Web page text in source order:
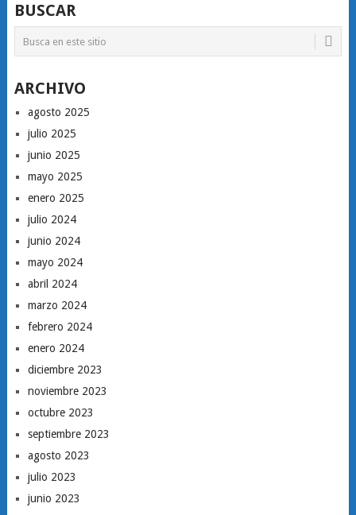
BUSCAR
ARCHIVO
agosto 2025
julio 2025
junio 2025
mayo 2025
enero 2025
julio 2024
junio 2024
mayo 2024
abril 2024
marzo 2024
febrero 2024
enero 2024
diciembre 2023
noviembre 2023
octubre 2023
septiembre 2023
agosto 2023
julio 2023
junio 2023